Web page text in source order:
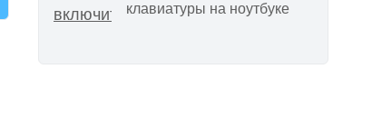
клавиатуры на ноутбуке